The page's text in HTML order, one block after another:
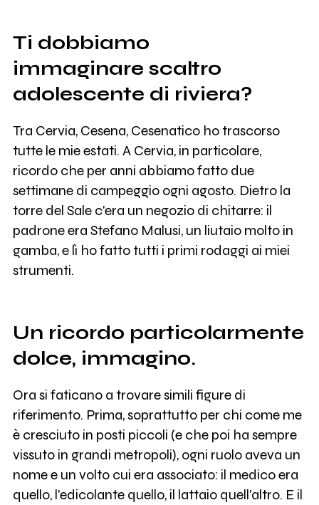
Ti dobbiamo
immaginare scaltro
adolescente di riviera?
Tra Cervia, Cesena, Cesenatico ho trascorso
tutte le mie estati. A Cervia, in particolare,
ricordo che per anni abbiamo fatto due
settimane di campeggio ogni agosto. Dietro la
torre del Sale c'era un negozio di chitarre: il
padrone era Stefano Malusi, un liutaio molto in
gamba, e lì ho fatto tutti i primi rodaggi ai miei
strumenti.
Un ricordo particolarmente
dolce, immagino.
Ora si faticano a trovare simili figure di
riferimento. Prima, soprattutto per chi come me
è cresciuto in posti piccoli (e che poi ha sempre
vissuto in grandi metropoli), ogni ruolo aveva un
nome e un volto cui era associato: il medico era
quello, l'edicolante quello, il lattaio quell'altro. E il